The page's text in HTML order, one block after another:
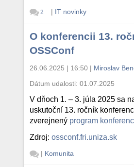
2 | IT novinky
O konferencii 13.
OSSConf
26.06.2025 | 16:50 | Miroslav
Dátum udalosti:01.07.2025
V dňoch 1. – 3. júla 2025 sa
uskutoční 13. ročník
zverejnený program
Zdroj:ossconf.fri.uniza.sk
| Komunita